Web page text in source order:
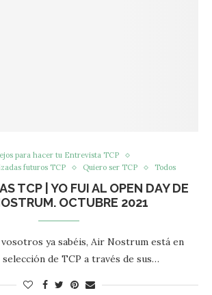
para hacer tu Entrevista TCP
futuros TCP
Quiero ser TCP Todos
TCP | YO FUI AL OPEN DAY DE
OCTUBRE 2021
ya sabéis, Air Nostrum está en
de TCP a través de sus…